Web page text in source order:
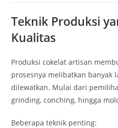
Teknik Produksi
Kualitas
Produksi cokelat artisan
prosesnya melibatkan banyak
dilewatkan. Mulai dari
grinding, conching, hingga
Beberapa teknik penting: